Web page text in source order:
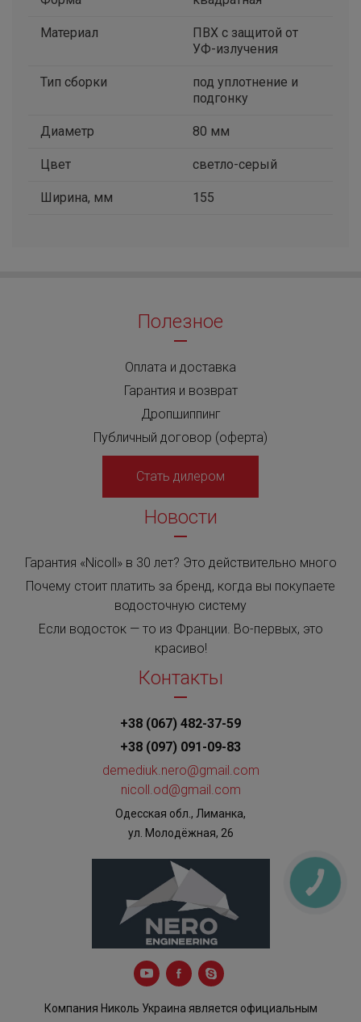
Материал
ПВХ с защитой от
УФ-излучения
Тип сборки
под уплотнение и
подгонку
Диаметр 80 мм
Цвет светло-серый
Ширина, мм 155
Полезное
Оплата и доставка
Гарантия и возврат
Дропшиппинг
Публичный договор (оферта)
Стать дилером
Новости
Гарантия «Nicoll» в 30 лет? Это действительно много
Почему стоит платить за бренд, когда вы покупаете
водосточную систему
Если водосток — то из Франции. Во-первых, это
красиво!
Контакты
+38 (067) 482-37-59
+38 (097) 091-09-83
demediuk.nero@gmail.com
nicoll.od@gmail.com
Одесская обл., Лиманка,
ул. Молодёжная, 26
Компания Николь Украина является официальным
КНОПКА
ЗВ'ЯЗКУ